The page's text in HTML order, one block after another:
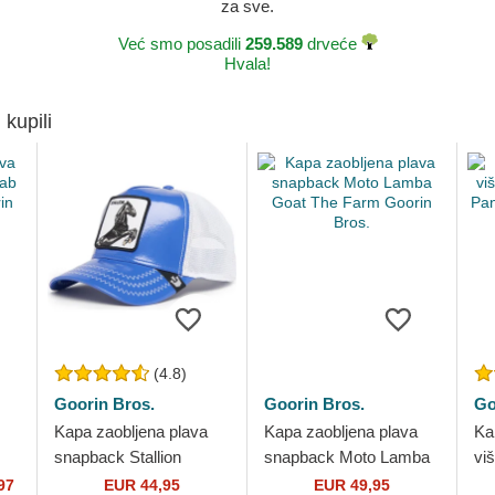
za sve.
Već smo posadili 259.589drveće
Hvala!
kupili
(4.8)
Goorin Bros.
Kapa zaobljena plava
snapback Stallion
Horsepower Puff Patent
EUR 44,95
Goorin Bros.
Kapa zaobljena plava
snapback Moto Lamba
Goat The Farm Goorin
EUR 49,95